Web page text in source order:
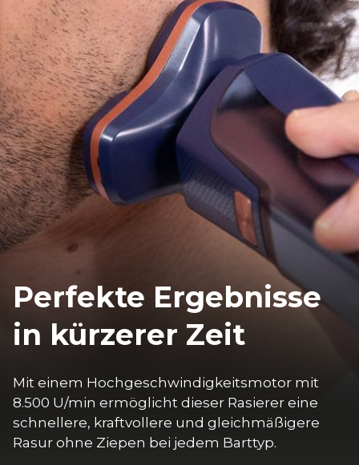
Perfekte Ergebnisse
in kürzerer Zeit
Mit einem Hochgeschwindigkeitsmotor mit
8.500 U/min ermöglicht dieser Rasierer eine
schnellere, kraftvollere und gleichmäßigere
Rasur ohne Ziepen bei jedem Barttyp.